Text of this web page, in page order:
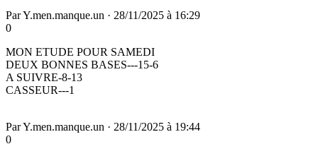
ParY.men.manque.un · 28/11/2025 à 16:29
0
MON ETUDE POUR SAMEDI
DEUX BONNES BASES---15-6
A SUIVRE-8-13
CASSEUR---1
ParY.men.manque.un · 28/11/2025 à 19:44
0